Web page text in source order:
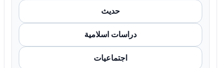
حديث
دراسات اسلامية
اجتماعيات